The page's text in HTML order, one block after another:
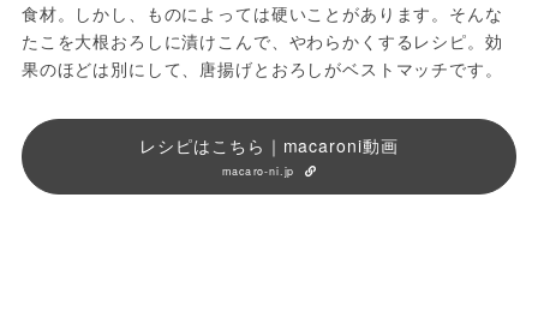
食材。しかし、ものによっては硬いことがあります。そんな
たこを大根おろしに漬けこんで、やわらかくするレシピ。効
果のほどは別にして、唐揚げとおろしがベストマッチです。
レシピはこちら｜macaroni動画
macaro-ni.jp